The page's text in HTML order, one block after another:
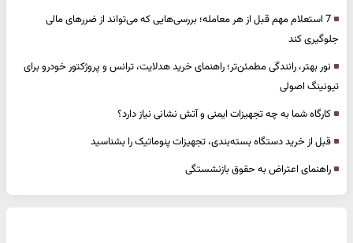
7 استعلام مهم قبل از هر معامله؛ بررسی‌هایی که می‌تواند از ضررهای مالی
جلوگیری کند
نور بهتر، رانندگی مطمئن‌تر؛ راهنمای خرید هدلایت، ترانس و پروژکتور خودرو برای
تیونینگ اصولی
کارگاه شما به چه تجهیزات ایمنی و آتش نشانی نیاز دارد؟
قبل از خرید دستگاه بسته‌بندی، تجهیزات پنوماتیک را بشناسید
راهنمای اعتراض به حقوق بازنشستگی